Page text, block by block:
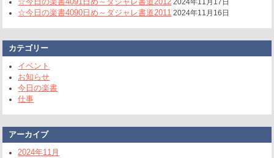
2024年11月17日
☆今日の楽書4090日め～ダジャレ書道2011 2024年11月16日
カテゴリー
イベント
お知らせ
今日の楽書
仕事
アーカイブ
2024年11月